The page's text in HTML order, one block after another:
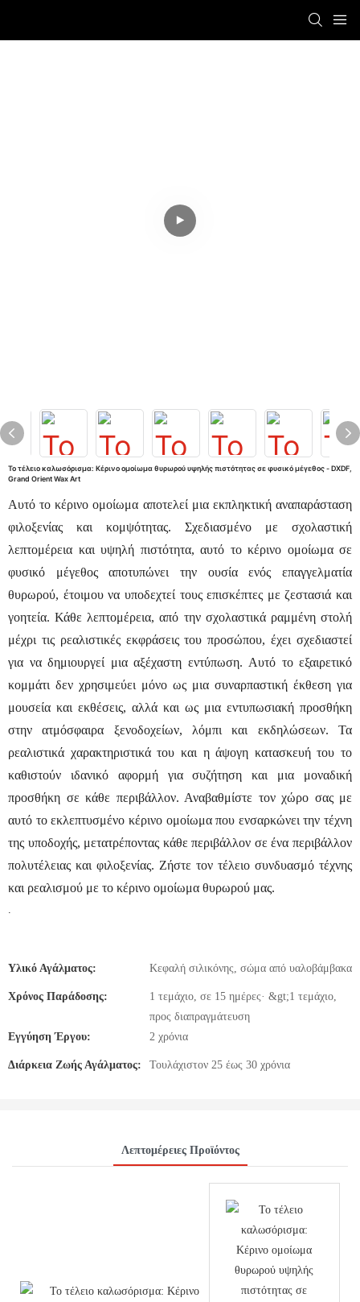
Το τέλειο καλωσόρισμα: Κέρινο ομοίωμα θυρωρού υψηλής πιστότητας σε φυσικό μέγεθος - DXDF,
Grand Orient Wax Art
Αυτό το κέρινο ομοίωμα αποτελεί μια εκπληκτική αναπαράσταση
φιλοξενίας και κομψότητας. Σχεδιασμένο με σχολαστική
λεπτομέρεια και υψηλή πιστότητα, αυτό το κέρινο ομοίωμα σε
φυσικό μέγεθος αποτυπώνει την ουσία ενός επαγγελματία
θυρωρού, έτοιμου να υποδεχτεί τους επισκέπτες με ζεστασιά και
γοητεία. Κάθε λεπτομέρεια, από την σχολαστικά ραμμένη στολή
μέχρι τις ρεαλιστικές εκφράσεις του προσώπου, έχει σχεδιαστεί
για να δημιουργεί μια αξέχαστη εντύπωση. Αυτό το εξαιρετικό
κομμάτι δεν χρησιμεύει μόνο ως μια συναρπαστική έκθεση για
μουσεία και εκθέσεις, αλλά και ως μια εντυπωσιακή προσθήκη
στην ατμόσφαιρα ξενοδοχείων, λόμπι και εκδηλώσεων. Τα
ρεαλιστικά χαρακτηριστικά του και η άψογη κατασκευή του το
καθιστούν ιδανικό αφορμή για συζήτηση και μια μοναδική
προσθήκη σε κάθε περιβάλλον. Αναβαθμίστε τον χώρο σας με
αυτό το εκλεπτυσμένο κέρινο ομοίωμα που ενσαρκώνει την τέχνη
της υποδοχής, μετατρέποντας κάθε περιβάλλον σε ένα περιβάλλον
πολυτέλειας και φιλοξενίας. Ζήστε τον τέλειο συνδυασμό τέχνης
και ρεαλισμού με το κέρινο ομοίωμα θυρωρού μας.
.
Υλικό Αγάλματος: Κεφαλή σιλικόνης, σώμα από υαλοβάμβακα
Χρόνος Παράδοσης:
1 τεμάχιο, σε 15 ημέρες· &gt;1 τεμάχιο,
προς διαπραγμάτευση
Εγγύηση Έργου:
2 χρόνια
Διάρκεια Ζωής Αγάλματος: Τουλάχιστον 25 έως 30 χρόνια
Λεπτομέρειες Προϊόντος